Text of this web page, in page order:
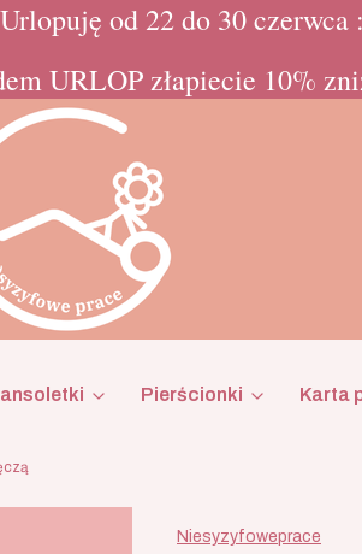
od 22 do 30 czerwca
URLOP złapiecie 10%
Pierścionki Karta
Niesyzyfoweprace